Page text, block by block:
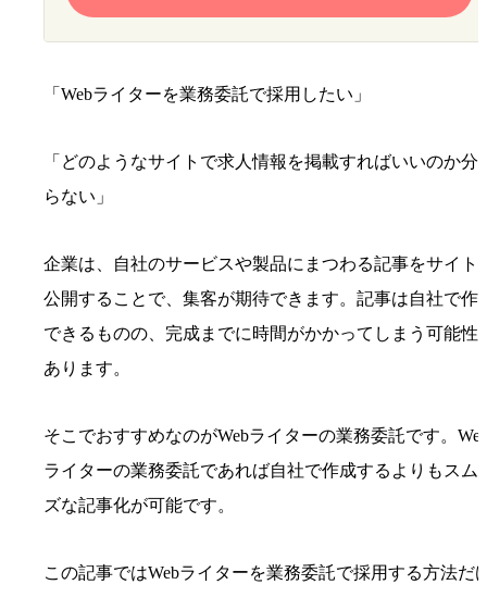
「Webライターを業務委託で採用したい」
「どのようなサイトで求人情報を掲載すればいいのか分
らない」
企業は、自社のサービスや製品にまつわる記事をサイト
公開することで、集客が期待できます。記事は自社で作
できるものの、完成までに時間がかかってしまう可能性
あります。
そこでおすすめなのがWebライターの業務委託です。
ライターの業務委託であれば自社で作成するよりもスム
ズな記事化が可能です。
この記事ではWebライターを業務委託で採用する方法だ